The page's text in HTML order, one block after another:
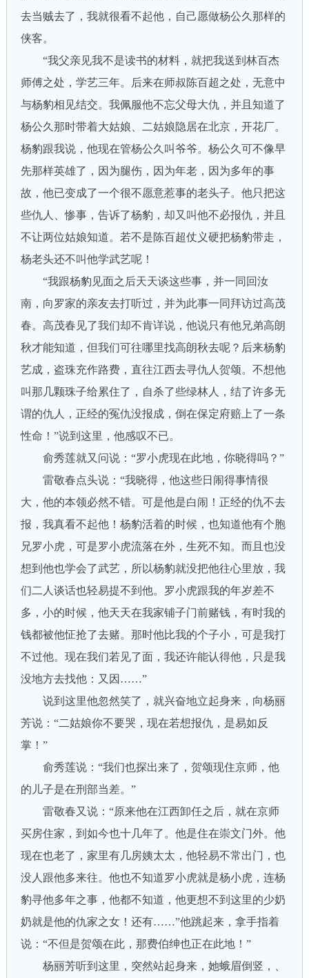
去当贼去了，我就很看不起他，自己愿做杨公久那样的
侠客。
“我父亲见我不是读书的材料，就把我送到林百杰
师傅之处，学艺三年。后来在师叔陈百超之处，无意中
与杨豹相见结交。我佩服他不忘父母大仇，并且知道了
杨公久那时带着大姑娘、二姑娘隐居在北京，开花厂。
杨豹跟我说，他现在管杨公久叫爷爷。杨公久可不像早
先那样英雄了，因为腿伤，因为年老，因为多年的事
故，他已变成了一个很不愿意惹事的老头子。他只把这
些仇人、惨事，告诉了杨豹，却又叫他不必报仇，并且
不让两位姑娘知道。若不是陈百超仗义硬把杨豹带走，
杨老头还不叫他学武艺呢！
“我跟杨豹见面之后天天谈这些事，并一同回汝
南，向罗家的亲友去打听过，并为此事一同拜访过高茂
春。高茂春见了我们却不肯详说，他说只有他兄弟高朗
秋才能知道，但我们可往哪里找高朗秋去呢？后来杨豹
艺成，盗珠充作路费，直往江西去寻仇人贺颂。不想他
叫那几颗珠子给累住了，自杀了些绿林人，结了许多无
谓的仇人，正经的冤仇没报成，倒在保定府赔上了一条
性命！”说到这里，他感叹不已。
俞秀莲就又问说：“罗小虎现在此地，你晓得吗？”
雷敬春点头说：“我晓得，他这些日闹得事情很
大，他的本领必然不错。可是他是白闹！正经的仇不去
报，我真看不起他！杨豹活着的时候，也知道他有个胞
兄罗小虎，可是罗小虎流落在外，生死不知。而且也没
想到他也学会了武艺，所以杨豹就没把他往心里放，我
们二人谈话也轻易提不到他。罗小虎跟我的年岁差不
多，小的时候，他天天在我家铺子门前赌钱，有时我的
钱都被他怔抢了去赌。那时他比我的个子小，可是我打
不过他。现在我们若见了面，我还许能认得他，只是我
没地方去找他：又因……”
说到这里他忽然笑了，就兴奋地立起身来，向杨丽
芳说：“二姑娘你不要哭，现在若想报仇，是易如反
掌！”
俞秀莲说：“我们也探出来了，贺颂现住京师，他
的儿子是在刑部当差。”
雷敬春又说：“原来他在江西卸任之后，就在京师
买房住家，到如今也十几年了。他是住在崇文门外。他
现在也老了，家里有几房姨太太，他轻易不常出门，也
没人跟他多来往。他也不知道罗小虎就是杨小虎，连杨
豹寻他多年之事，他都不知道，他更想不到这里的少奶
奶就是他的仇家之女！还有……”他跳起来，拿手指着
说：“不但是贺颂在此，那费伯绅也正在此地！”
杨丽芳听到这里，突然站起身来，她蛾眉倒竖，、